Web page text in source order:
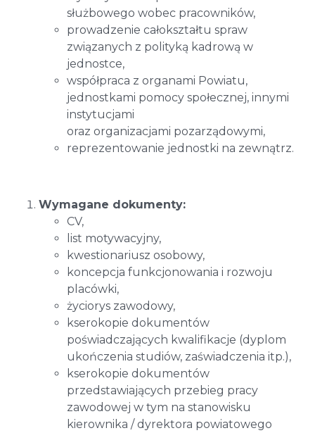
służbowego wobec pracowników,
prowadzenie całokształtu spraw
związanych z polityką kadrową w
jednostce,
współpraca z organami Powiatu,
jednostkami pomocy społecznej, innymi
instytucjami
oraz organizacjami pozarządowymi,
reprezentowanie jednostki na zewnątrz.
Wymagane dokumenty:
CV,
list motywacyjny,
kwestionariusz osobowy,
koncepcja funkcjonowania i rozwoju
placówki,
życiorys zawodowy,
kserokopie dokumentów
poświadczających kwalifikacje (dyplom
ukończenia studiów, zaświadczenia itp.),
kserokopie dokumentów
przedstawiających przebieg pracy
zawodowej w tym na stanowisku
kierownika / dyrektora powiatowego